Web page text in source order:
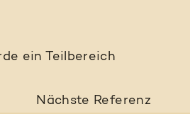
ein Teilbereich
Nächste Referenz